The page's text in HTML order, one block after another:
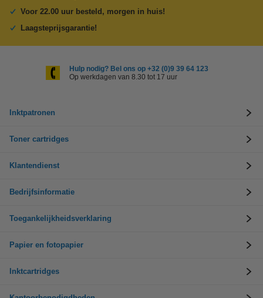
Voor 22.00 uur besteld, morgen in huis!
Laagsteprijsgarantie!
Hulp nodig? Bel ons op +32 (0)9 39 64 123
Op werkdagen van 8.30 tot 17 uur
Inktpatronen
Toner cartridges
Klantendienst
Bedrijfsinformatie
Toegankelijkheidsverklaring
Papier en fotopapier
Inktcartridges